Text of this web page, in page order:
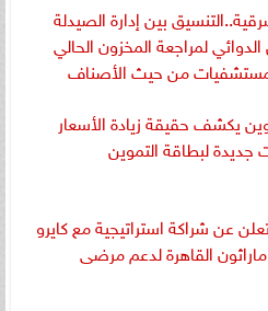
بين إدارة الصيدلة
لمراجعة المخزون الحالي
من حيث الأصناف
يكشف حقيقة زيادة الأسعار
لبطاقة التموين
عن شراكة استراتيجية مع كايرو
القاهرة لدعم مرضى